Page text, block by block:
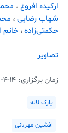
ارکیده افروغ ،
شهاب رضایی ،
حکمتی‌زاده ، خانم
تصاویر
زمان برگزاری:
پارک لاله
افشین مهربانی